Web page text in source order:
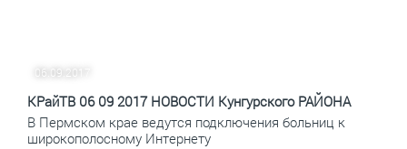
06.09.2017
КРайТВ 06 09 2017 НОВОСТИ Кунгурского РАЙОНА
В Пермском крае ведутся подключения больниц к
широкополосному Интернету